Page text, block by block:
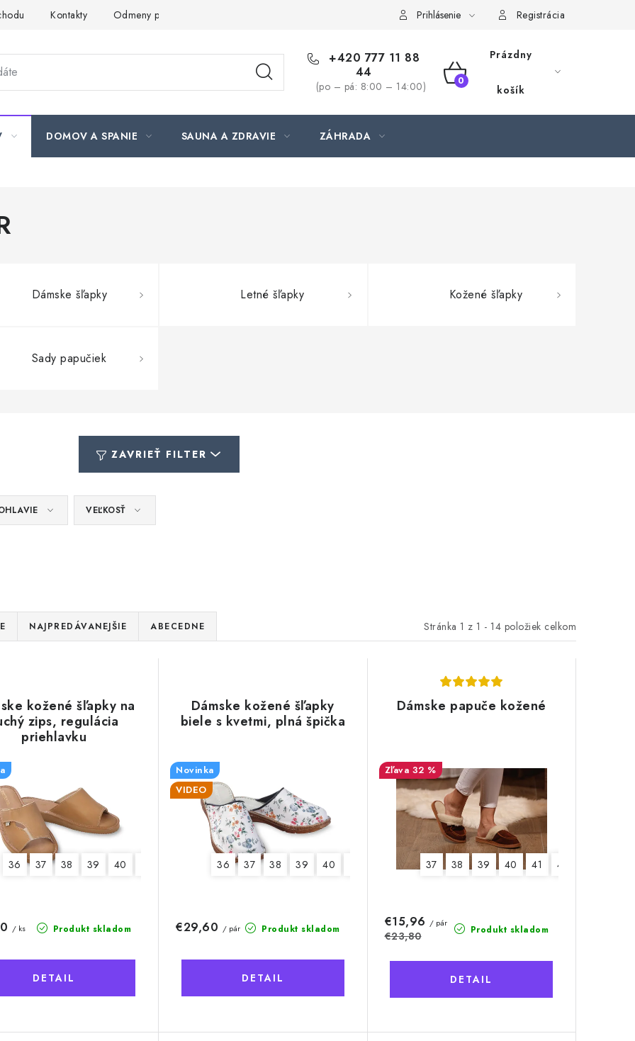
Kontakty Odmeny pre našich zákazníkov Prihlásenie Registrácia
+420 777 11 88
44
(po – pá: 8:00 – 14:00)
NÁKUPNÝ
Prázdny
košík
DOMOV A SPANIE SAUNA A ZDRAVIE ZÁHRADA
Dámske šľapky Letné šľapky Kožené šľapky
Sady papučiek
ZAVRIEŤ FILTER
VEĽKOSŤ
Stránka 1 z 1 - 14 položiek celkom
NAJPREDÁVANEJŠIE ABECEDNE
kožené šľapky na
zips, regulácia
priehlavku
36 37 38 39 40
Produkt skladom
/ ks
DETAIL
Dámske kožené šľapky
biele s kvetmi, plná špička
Novinka
VIDEO
36 37 38 39 40
Produkt skladom
€29,60 / pár
DETAIL
Dámske papuče kožené
32 %
37 38 39 40 41 42
Produkt skladom
€15,96 / pár
€23,80
DETAIL